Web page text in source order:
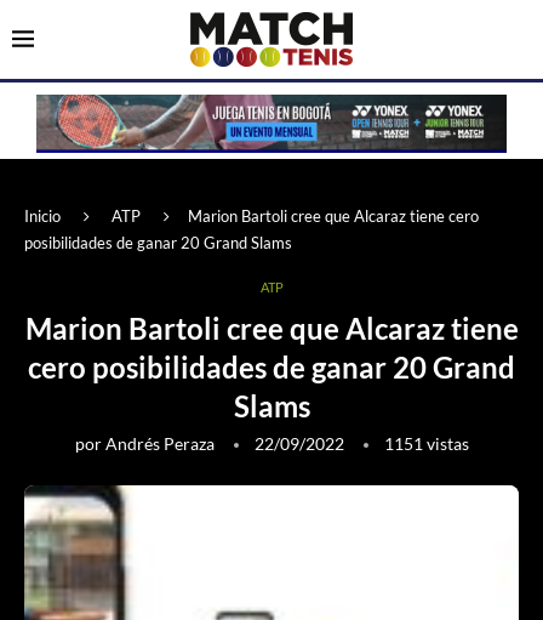
Inicio ATP
Marion Bartoli cree que Alcaraz tiene cero
posibilidades de ganar 20 Grand Slams
ATP
Marion Bartoli cree que Alcaraz tiene
cero posibilidades de ganar 20 Grand
Slams
porAndrés Peraza 22/09/2022 1151 vistas